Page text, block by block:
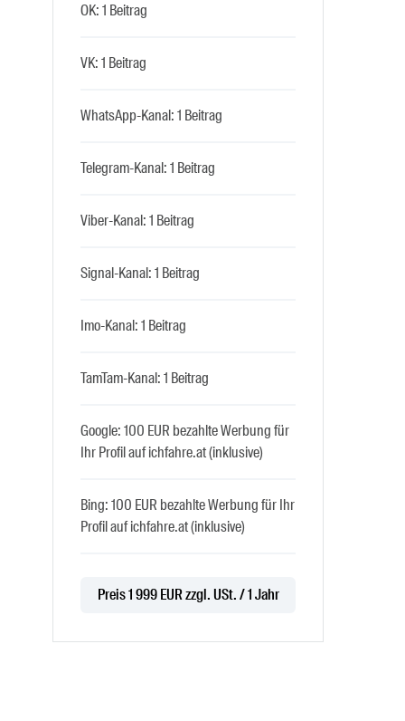
OK: 1 Beitrag
VK: 1 Beitrag
WhatsApp-Kanal: 1 Beitrag
Telegram-Kanal: 1 Beitrag
Viber-Kanal: 1 Beitrag
Signal-Kanal: 1 Beitrag
Imo-Kanal: 1 Beitrag
TamTam-Kanal: 1 Beitrag
Google: 100 EUR bezahlte Werbung für
Ihr Profil auf ichfahre.at (inklusive)
Bing: 100 EUR bezahlte Werbung für Ihr
Profil auf ichfahre.at (inklusive)
Preis 1 999 EUR zzgl. USt. / 1 Jahr